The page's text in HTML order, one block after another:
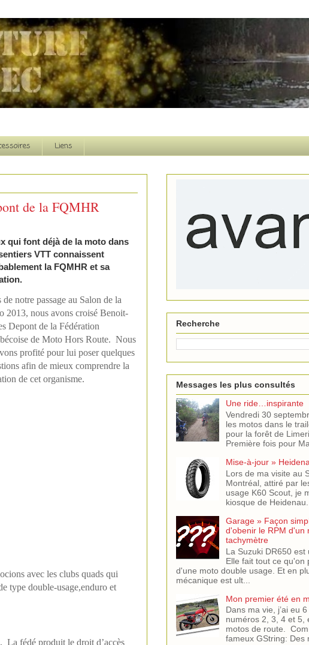
Liens
de la FQMHR
qui font déjà de la moto dans
VTT connaissent
la FQMHR et sa
de notre passage au Salon de la
2013, nous avons croisé Benoit-
Depont de la Fédération
de Moto Hors Route. Nous
profité pour lui poser quelques
afin de mieux comprendre la
de cet organisme.
avec les clubs quads qui
type double-usage,enduro et
La fédé produit le droit d’accès
Recherche
Messages les plus consultés
Une ride…inspirante
Vendredi 30
les motos dans le
pour la forêt de
Première fois pour
Mise-à-jour »
Lors de ma visite au
Montréal, attiré par
usage K60 Scout, je
kiosque de Heidenau.
Garage » Façon
d'obenir le RPM d'un
tachymètre
La Suzuki DR650
Elle fait tout ce qu'on
d'une moto double usage. Et en
mécanique est ult...
Mon premier été en
Dans ma vie, j’ai eu
numéros 2, 3, 4 et 5,
motos de route.
fameux GString: Des